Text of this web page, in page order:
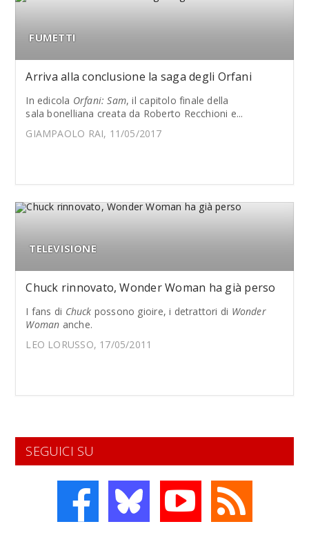
FUMETTI
Arriva alla conclusione la saga degli Orfani
In edicola Orfani: Sam, il capitolo finale della
sala bonelliana creata da Roberto Recchioni e...
GIAMPAOLO RAI, 11/05/2017
TELEVISIONE
Chuck rinnovato, Wonder Woman ha già perso
I fans di Chuck possono gioire, i detrattori di Wonder
Woman anche.
LEO LORUSSO, 17/05/2011
SEGUICI SU